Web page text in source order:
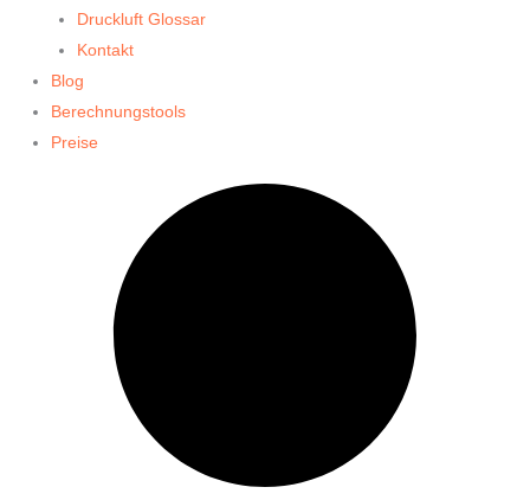
Druckluft Glossar
Kontakt
Blog
Berechnungstools
Preise